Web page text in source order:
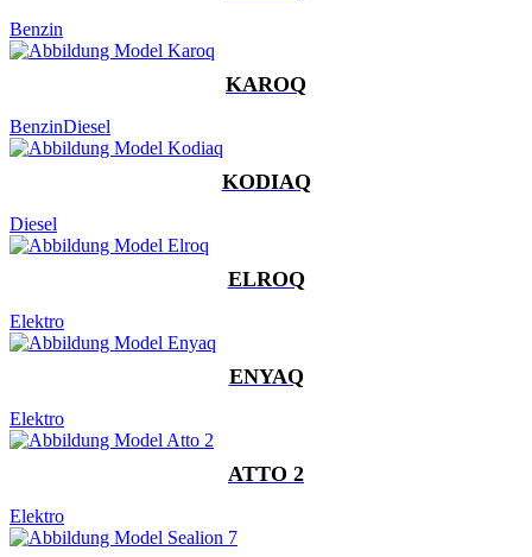
Benzin
KAROQ
BenzinDiesel
KODIAQ
Diesel
ELROQ
Elektro
ENYAQ
Elektro
ATTO 2
Elektro